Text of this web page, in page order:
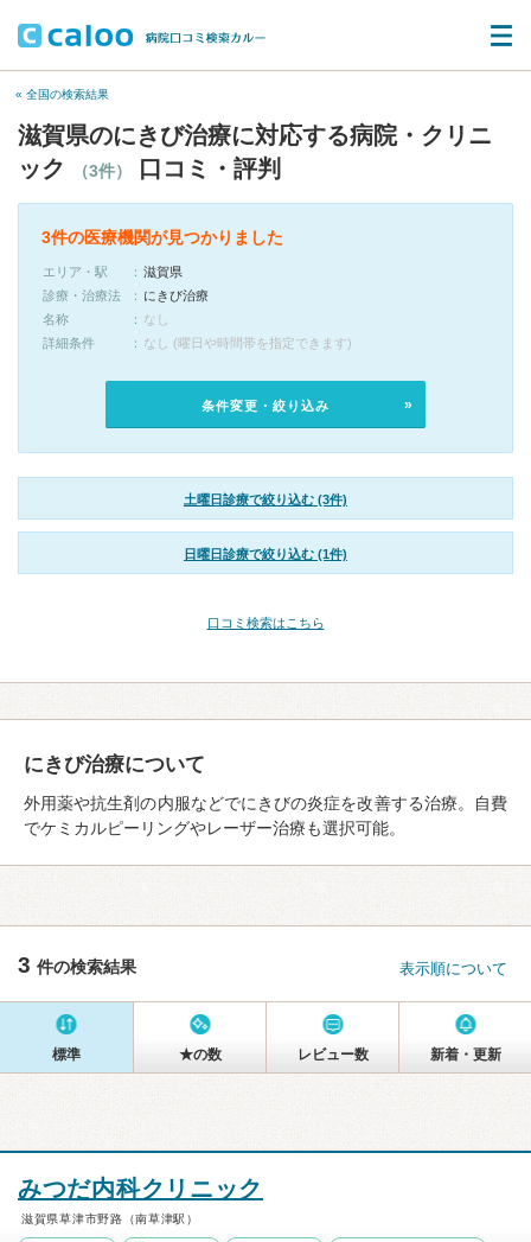
« 全国の検索結果
滋賀県のにきび治療に対応する病院・クリニ
ック
（3件） 口コミ・評判
3件の医療機関が見つかりました
エリア・駅
滋賀県
診療・治療法
にきび治療
名称
なし
詳細条件
なし (曜日や時間帯を指定できます)
条件変更・絞り込み
土曜日診療で絞り込む (3件)
日曜日診療で絞り込む (1件)
口コミ検索はこちら
にきび治療について
外用薬や抗生剤の内服などでにきびの炎症を改善する治療。自費
でケミカルピーリングやレーザー治療も選択可能。
3 件の検索結果 表示順について
標準 ★の数 レビュー数 新着・更新
みつだ内科クリニック
滋賀県草津市野路（南草津駅）